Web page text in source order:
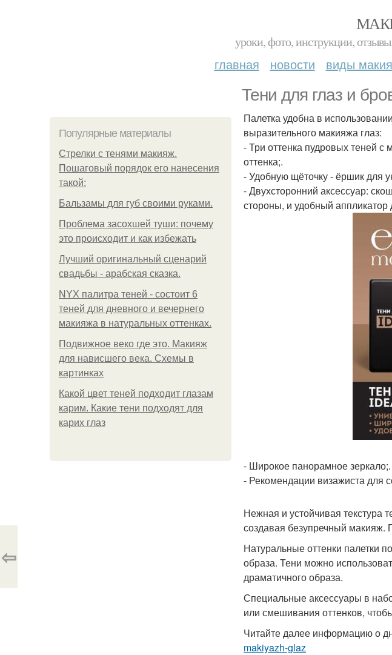
уроки, фото, инструкции,
главная новости виды
Тени для глаз и
Популярные материалы
Стрелки с тенями макияж.
Пошаговый порядок его нанесения
такой:
Бальзамы для губ своими руками.
Проблема засохшей туши: почему
это происходит и как избежать
Лучший оригинальный сценарий
свадьбы - арабская сказка.
NYX палитра теней - состоит 6
теней для дневного и вечернего
макияжа в натуральных оттенках.
Подвижное веко где это. Макияж
для нависшего века. Схемы в
картинках
Какой цвет теней подходит глазам
карим. Какие тени подходят для
карих глаз
Палетка удобна в
выразительного макияжа глаз:
- Три оттенка пудровых теней
оттенка;.
- Удобную щёточку - ёршик для
- Двухсторонний аксессуар:
стороны, и удобный аппликатор
- Широкое панорамное зеркало;.
- Рекомендации визажиста для
Нежная и устойчивая текстура
создавая безупречный макияж.
Натуральные оттенки палетки
образа. Тени можно
драматичного образа.
Специальные аксессуары в
или смешивания оттенков,
Читайте далее информацию о
makiyazh-glaz
⇦